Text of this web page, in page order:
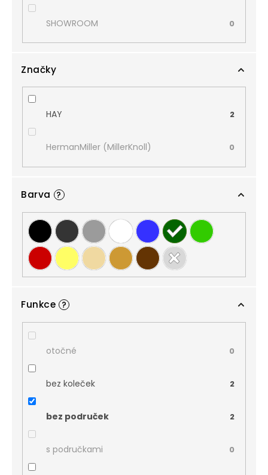
SHOWROOM 0
Značky
HAY 2
HermanMiller (MillerKnoll) 0
Barva ?
Funkce ?
otočné 0
bez koleček 2
bez područek 2
s područkami 0